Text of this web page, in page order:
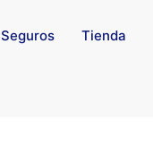
Seguros Tienda